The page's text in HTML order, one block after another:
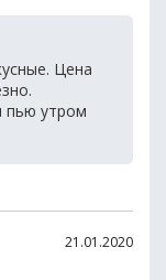
Цена
пью утром
21.01.2020